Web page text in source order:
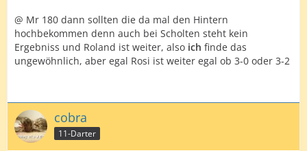
@ Mr 180 dann sollten die da mal den Hintern
hochbekommen denn auch bei Scholten steht kein
Ergebniss und Roland ist weiter, also ich finde das
ungewöhnlich, aber egal Rosi ist weiter egal ob 3-0 oder 3-2
cobra
11-Darter